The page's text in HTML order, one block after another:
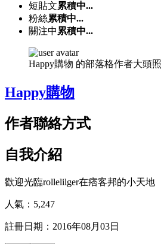
短貼文累積中...
粉絲累積中...
關注中 累積中...
Happy購物 的部落格作者大頭照
Happy購物
作者聯絡方式
自我介紹
歡迎光臨rollelilger在痞客邦的小天地
人氣： 5,247
註冊日期： 2016年08月03日